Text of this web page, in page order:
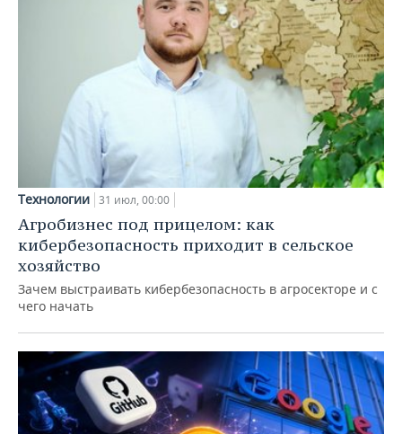
Технологии 31 июл, 00:00
Агробизнес под прицелом: как
кибербезопасность приходит в сельское
хозяйство
Зачем выстраивать кибербезопасность в агросекторе и с
чего начать